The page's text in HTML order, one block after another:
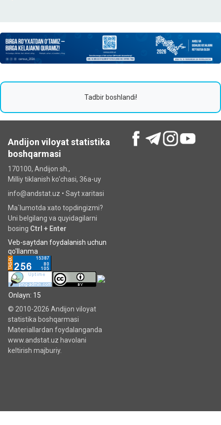
Tadbir boshlandi!
Andijon viloyat statistika
boshqarmasi
170100, Andijon sh.,
Milliy tiklanish ko‘chаsi, 36a-uy
info@andstat.uz • Sayt xaritasi
Ma`lumotda xato topdingizmi?
Uni belgilang va quyidagilarni
bosing Ctrl + Enter
Veb-saytdan foydalanish uchun
qo'llanma
Onlayn: 15
© 2010-2026 Andijon viloyat
statistika boshqarmasi
Materiallardan foydalanganda
www.andstat.uz havolani
keltirish majburiy.